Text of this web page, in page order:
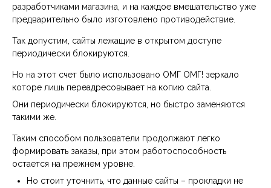
разработчиками магазина, и на каждое вмешательство уже
предварительно было изготовлено противодействие.
Так допустим, сайты лежащие в открытом доступе
периодически блокируются.
Но на этот счет было использовано ОМГ ОМГ! зеркало
которе лишь переадресовывает на копию сайта.
Они периодически блокируются, но быстро заменяются
такими же.
Таким способом пользователи продолжают легко
формировать заказы, при этом работоспособность
остается на прежнем уровне.
Но стоит уточнить, что данные сайты – прокладки не